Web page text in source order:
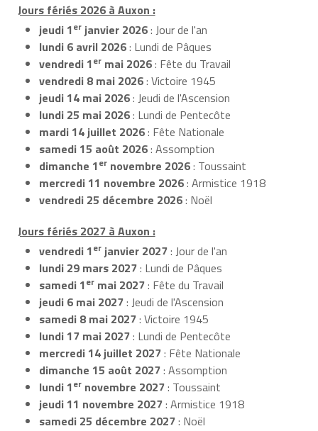
Jours fériés 2026 à Auxon :
jeudi 1er janvier 2026: Jour de l'an
lundi 6 avril 2026: Lundi de Pâques
vendredi 1er mai 2026: Fête du Travail
vendredi 8 mai 2026: Victoire 1945
jeudi 14 mai 2026: Jeudi de l'Ascension
lundi 25 mai 2026: Lundi de Pentecôte
mardi 14 juillet 2026: Fête Nationale
samedi 15 août 2026: Assomption
dimanche 1er novembre 2026: Toussaint
mercredi 11 novembre 2026: Armistice 1918
vendredi 25 décembre 2026: Noël
Jours fériés 2027 à Auxon :
vendredi 1er janvier 2027: Jour de l'an
lundi 29 mars 2027: Lundi de Pâques
samedi 1er mai 2027: Fête du Travail
jeudi 6 mai 2027: Jeudi de l'Ascension
samedi 8 mai 2027: Victoire 1945
lundi 17 mai 2027: Lundi de Pentecôte
mercredi 14 juillet 2027: Fête Nationale
dimanche 15 août 2027: Assomption
lundi 1er novembre 2027: Toussaint
jeudi 11 novembre 2027: Armistice 1918
samedi 25 décembre 2027: Noël